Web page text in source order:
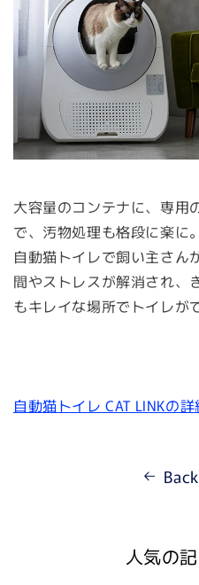
大容量のコンテナに、専用
で、汚物処理も格段に楽に。
自動猫トイレで飼い主さん
間やストレスが解消され、
もキレイな場所でトイレが
自動猫トイレ CAT LINKの
人気の